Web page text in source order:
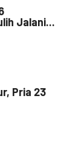
Jalani...
Pria 23